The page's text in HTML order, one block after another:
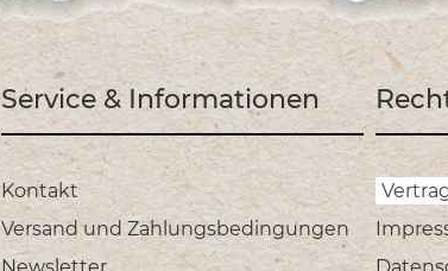
Service & Informationen
Kontakt
Versand und Zahlungsbedingungen